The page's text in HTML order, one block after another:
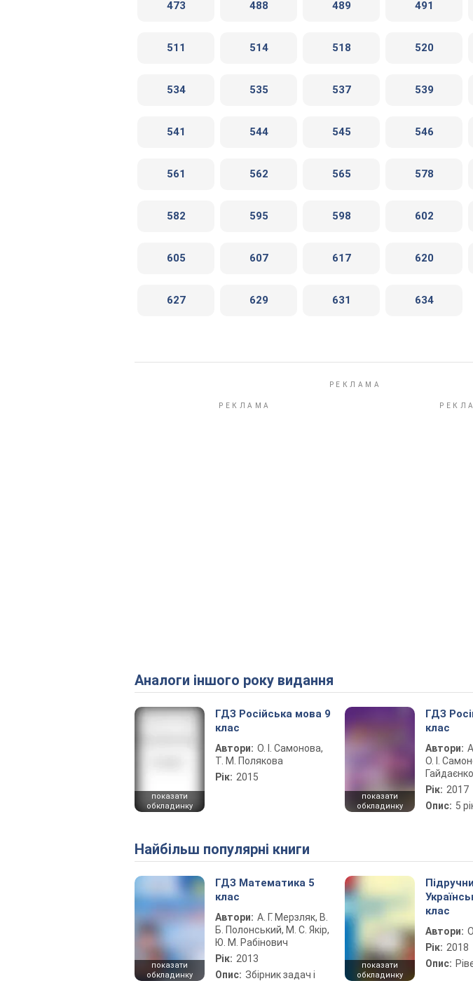
473 488 489 491
511 514 518 520
534 535 537 539
541 544 545 546
561 562 565 578
582 595 598 602
605 607 617 620
627 629 631 634
Аналоги іншого року видання
показати
обкладинку
ГДЗ Російська мова 9
клас
Автори: О. І. Самонова,
Т. М. Полякова
Рік: 2015
показати
обкладинку
ГДЗ
клас
Автори:
О. І.
Гайдаєнко
Рік: 2017
Опис: 5
Найбільш популярні книги
показати
обкладинку
ГДЗ Математика 5
клас
Автори: А. Г. Мерзляк, В.
Б. Полонський, М. С. Якір,
Ю. М. Рабінович
Рік: 2013
Опис: Збірник задач і
показати
обкладинку
клас
Автори:
Рік: 2018
Опис: